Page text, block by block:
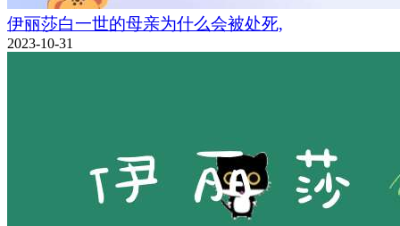
伊丽莎白一世的母亲为什么会被处死,
2023-10-31